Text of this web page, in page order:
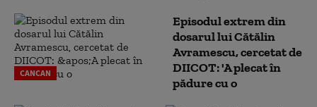
CANCAN
Episodul extrem din
dosarul lui Cătălin
Avramescu, cercetat de
DIICOT: 'A plecat în
pădure cu o